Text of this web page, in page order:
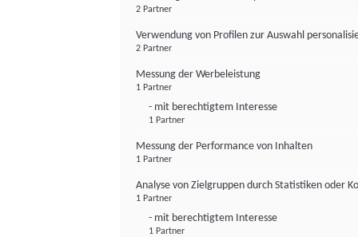
2 Partner
Verwendung von Profilen zur Auswahl
2 Partner
Messung der Werbeleistung
1 Partner
- mit berechtigtem Interesse
1 Partner
Messung der Performance von Inhalten
1 Partner
Analyse von Zielgruppen durch Statistiken oder
1 Partner
- mit berechtigtem Interesse
1 Partner